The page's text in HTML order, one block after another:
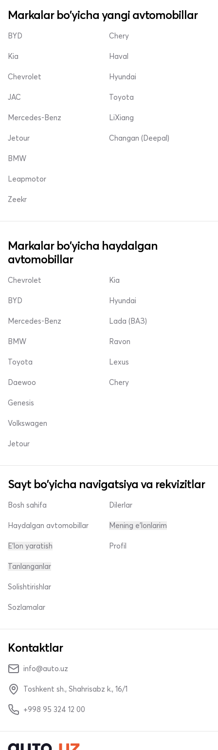
Markalar bo'yicha yangi avtomobillar
BYD
Kia
Chevrolet
Chery
Haval
Hyundai
JAC
Mercedes-Benz
Jetour
Toyota
LiXiang
Changan (Deepal)
BMW
Leapmotor
Zeekr
Markalar bo'yicha haydalgan
avtomobillar
Chevrolet
BYD
Mercedes-Benz
Kia
Hyundai
Lada (ВАЗ)
BMW
Toyota
Daewoo
Ravon
Lexus
Chery
Genesis
Volkswagen
Jetour
Sayt bo'yicha navigatsiya va rekvizitlar
Bosh sahifa
Haydalgan avtomobillar
E'lon yaratish
Dilerlar
Mening e'lonlarim
Profil
Tanlanganlar
Solishtirishlar
Sozlamalar
Kontaktlar
info@auto.uz
Toshkent sh., Shahrisabz k., 16/1
+998 95 324 12 00